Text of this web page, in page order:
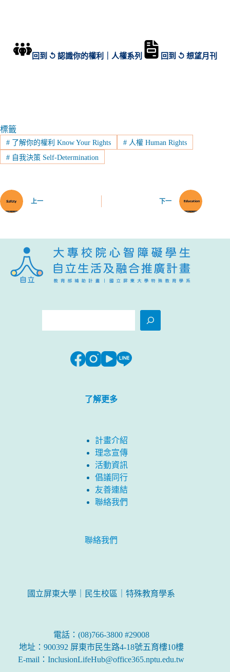
回到 ↺ 認識你的權利｜人權系列 回到 ↺ 想望月刊
標籤
#了解你的權利 Know Your Rights #人權 Human Rights
#自我決策 Self-Determination
上一 下一
了解更多
計畫介紹
理念宣傳
活動資訊
倡議同行
友善連結
聯絡我們
聯絡我們
國立屏東大學｜民生校區｜特殊教育學系
電話：(08)766-3800 #29008
地址：900392 屏東市民生路4-18號五育樓10樓
E-mail：InclusionLifeHub@office365.nptu.edu.tw